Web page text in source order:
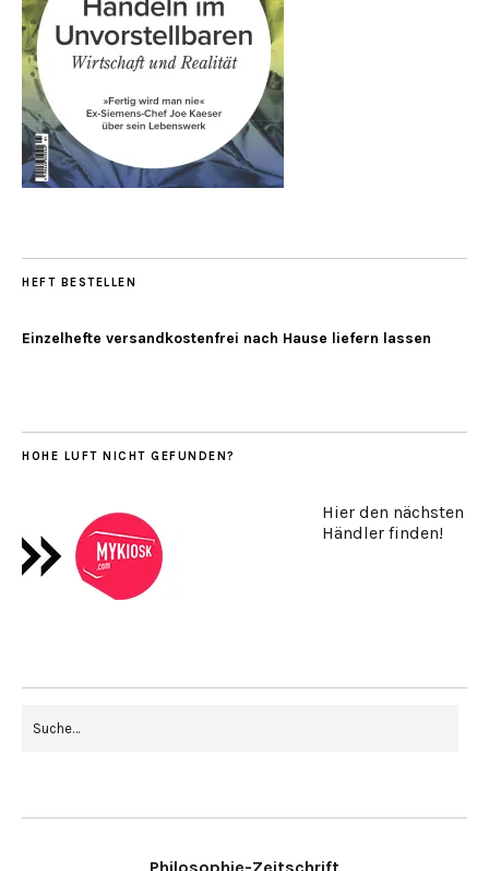
HEFT BESTELLEN
Einzelhefte versandkostenfrei nach Hause liefern lassen
HOHE LUFT NICHT GEFUNDEN?
Hier den nächsten
Händler finden!